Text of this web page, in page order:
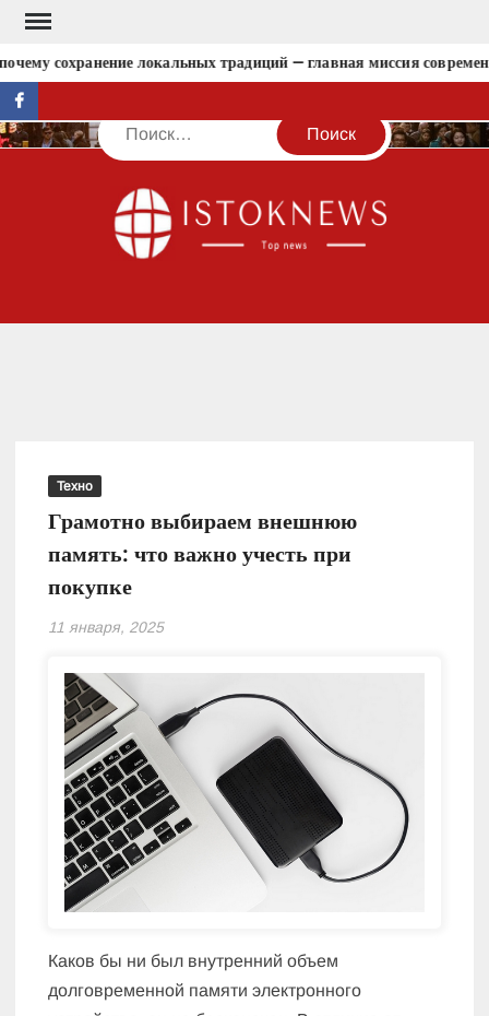
Перейти
содержимому
сохранение локальных традиций — главная миссия
facebook
Поиск
Техно
Грамотно выбираем внешнюю
память: что важно учесть при
покупке
11 января, 2025
Каков бы ни был внутренний объем
долговременной памяти электронного